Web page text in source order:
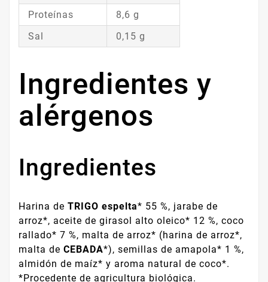
Proteínas
8,6 g
Sal
0,15 g
Ingredientes y
alérgenos
Ingredientes
Harina de TRIGO espelta* 55 %, jarabe de
arroz*, aceite de girasol alto oleico* 12 %, coco
rallado* 7 %, malta de arroz* (harina de arroz*,
malta de CEBADA*), semillas de amapola* 1 %,
almidón de maíz* y aroma natural de coco*.
*Procedente de agricultura biológica.